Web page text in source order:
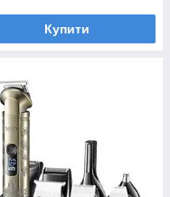
Купити